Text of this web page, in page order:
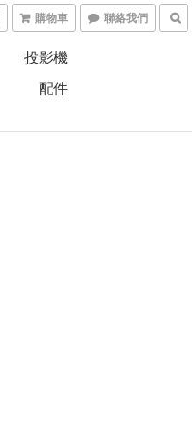
購物車 聯絡我們
投影機
配件